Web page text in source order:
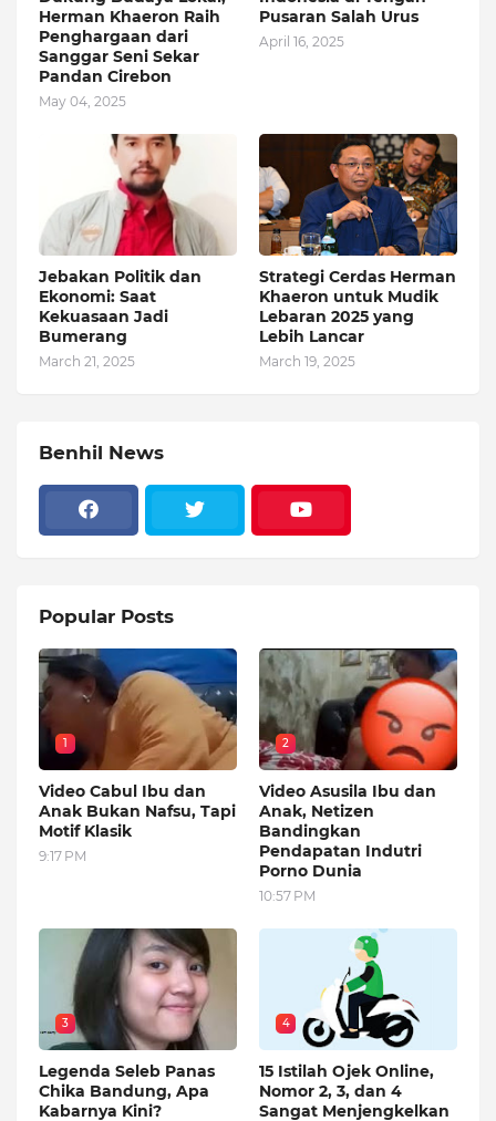
Herman Khaeron Raih
Penghargaan dari
Sanggar Seni Sekar
Pandan Cirebon
May 04, 2025
Pusaran Salah Urus
April 16, 2025
Jebakan Politik dan
Ekonomi: Saat
Kekuasaan Jadi
Bumerang
March 21, 2025
Strategi Cerdas Herman
Khaeron untuk Mudik
Lebaran 2025 yang
Lebih Lancar
March 19, 2025
Benhil News
Popular Posts
1
Video Cabul Ibu dan
Anak Bukan Nafsu, Tapi
Motif Klasik
9:17 PM
2
Video Asusila Ibu dan
Anak, Netizen
Bandingkan
Pendapatan Indutri
Porno Dunia
10:57 PM
3
Legenda Seleb Panas
Chika Bandung, Apa
Kabarnya Kini?
4
15 Istilah Ojek Online,
Nomor 2, 3, dan 4
Sangat Menjengkelkan